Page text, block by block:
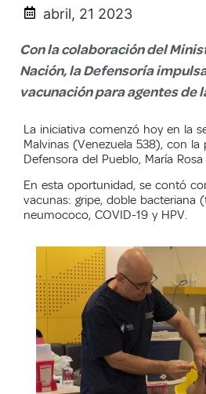
abril, 21 2023
Con la colaboración del
Nación, la Defensoría
vacunación para agentes de
La iniciativa comenzó hoy en la
Malvinas (Venezuela 538), con la
Defensora del Pueblo, María
En esta oportunidad, se contó
vacunas: gripe, doble bacteriana
neumococo, COVID-19 y HPV.